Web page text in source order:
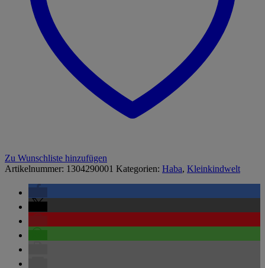
Zu Wunschliste hinzufügen
Artikelnummer: 1304290001 Kategorien: Haba, Kleinkindwelt